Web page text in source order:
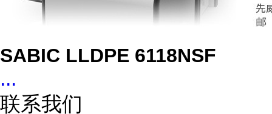
SABIC LLDPE 6118NSF
...
联系我们